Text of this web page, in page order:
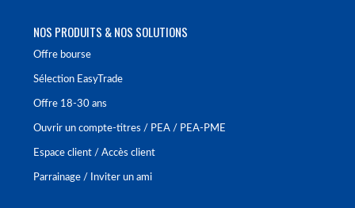
NOS PRODUITS & NOS SOLUTIONS
Offre bourse
Sélection EasyTrade
Offre 18-30 ans
Ouvrir un compte-titres / PEA / PEA-PME
Espace client / Accès client
Parrainage / Inviter un ami